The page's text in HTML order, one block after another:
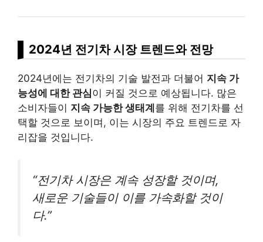
2024년 전기차 시장 트렌드와 전망
2024년에는 전기차의 기술 발전과 더불어 지속 가
능성에 대한 관심이 커질 것으로 예상됩니다. 많은
소비자들이 지속 가능한 생태계를 위해 전기차를 선
택할 것으로 보이며, 이는 시장의 주요 트렌드로 자
리잡을 것입니다.
“전기차 시장은 계속 성장할 것이며,
새로운 기술들이 이를 가속화할 것이
다.”